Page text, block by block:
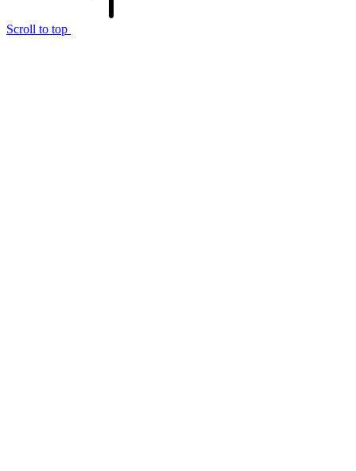
Scroll to top